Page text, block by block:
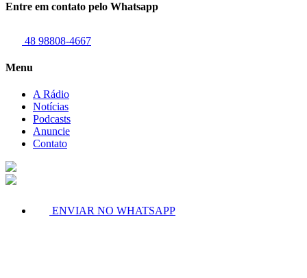
Entre em contato pelo Whatsapp
48 98808-4667
Menu
A Rádio
Notícias
Podcasts
Anuncie
Contato
ENVIAR NO WHATSAPP